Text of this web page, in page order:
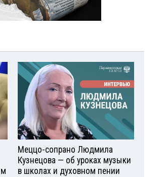
Меццо-сопрано Людмила
Кузнецова — об уроках музыки
в школах и духовном пении